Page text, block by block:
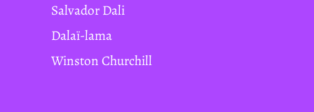
Salvador Dali
Dalaï-lama
Winston Churchill